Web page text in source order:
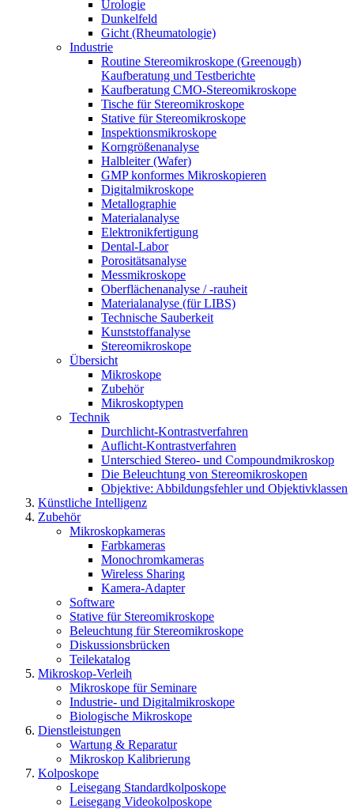
Urologie
Dunkelfeld
Gicht (Rheumatologie)
Industrie
Routine Stereomikroskope (Greenough)
Kaufberatung und Testberichte
Kaufberatung CMO-Stereomikroskope
Tische für Stereomikroskope
Stative für Stereomikroskope
Inspektionsmikroskope
Korngrößenanalyse
Halbleiter (Wafer)
GMP konformes Mikroskopieren
Digitalmikroskope
Metallographie
Materialanalyse
Elektronikfertigung
Dental-Labor
Porositätsanalyse
Messmikroskope
Oberflächenanalyse / -rauheit
Materialanalyse (für LIBS)
Technische Sauberkeit
Kunststoffanalyse
Stereomikroskope
Übersicht
Mikroskope
Zubehör
Mikroskoptypen
Technik
Durchlicht-Kontrastverfahren
Auflicht-Kontrastverfahren
Unterschied Stereo- und Compoundmikroskop
Die Beleuchtung von Stereomikroskopen
Objektive: Abbildungsfehler und Objektivklassen
Künstliche Intelligenz
Zubehör
Mikroskopkameras
Farbkameras
Monochromkameras
Wireless Sharing
Kamera-Adapter
Software
Stative für Stereomikroskope
Beleuchtung für Stereomikroskope
Diskussionsbrücken
Teilekatalog
Mikroskop-Verleih
Mikroskope für Seminare
Industrie- und Digitalmikroskope
Biologische Mikroskope
Dienstleistungen
Wartung & Reparatur
Mikroskop Kalibrierung
Kolposkope
Leisegang Standardkolposkope
Leisegang Videokolposkope